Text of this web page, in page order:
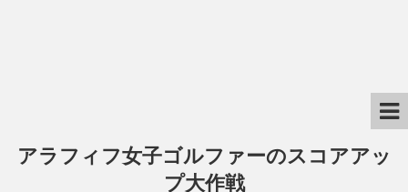
アラフィフ女子ゴルファーのスコアアッ
プ大作戦